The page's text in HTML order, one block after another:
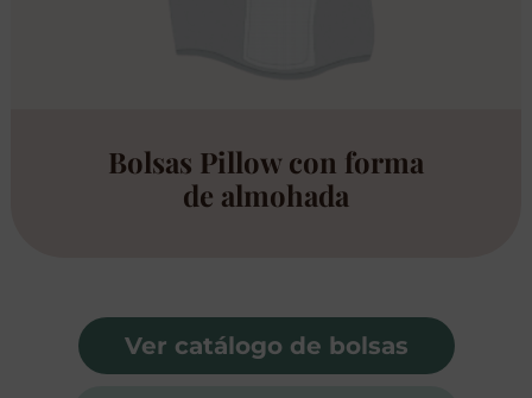
Bolsas Pillow con forma
de almohada
Ver catálogo de bolsas